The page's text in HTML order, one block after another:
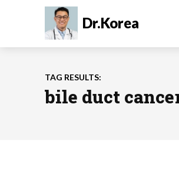
Dr.Korea
TAG RESULTS:
bile duct